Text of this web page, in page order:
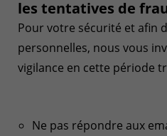
les tentatives de
Pour votre sécurité et afin
personnelles, nous vous
vigilance en cette période
Ne pas répondre aux